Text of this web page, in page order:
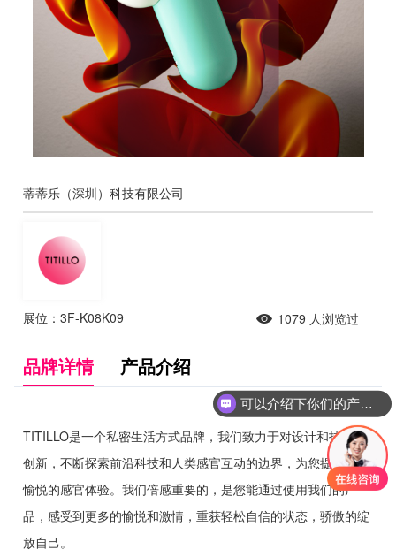
蒂蒂乐（深圳）科技有限公司
展位：3F-K08K09 1079 人浏览过
品牌详情 产品介绍
TITILLO是一个私密生活方式品牌，我们致力于对设计和技术的
创新，不断探索前沿科技和人类感官互动的边界，为您提供舒适
愉悦的感官体验。我们倍感重要的，是您能通过使用我们的产
品，感受到更多的愉悦和激情，重获轻松自信的状态，骄傲的绽
放自己。
可以介绍下你们的产品么